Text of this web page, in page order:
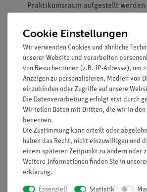
Praktikumsraum aufgestellt werden
1D-Ortskodierung durch ein
Gradientenfeld
Visualisierung eines raumzeitlichen
Kodierungsrichtung.
Visualisierung eines raumzeitlichen
Kodierungsrichtung.
Lernziele
Kernspins
Präzessionsbewegung der
Resonanzbedingung, MR-Frequenz
MR-Anregungswinkel
FID-Signal (Free Induction Decay)
Cookie Einstellungen
Wir verwenden Cookies und ähnliche
unserer Website und verarbeiten
von Besucher:innen (z.B. IP-Adresse), um
Anzeigen zu personalisieren, Medien von
einzubinden oder Zugriffe auf unsere
Die Datenverarbeitung erfolgt erst durch
Wir teilen Daten mit Dritten, die wir in den
benennen.
Die Zustimmung kann erteilt oder
haben das Recht, nicht einzuwilligen und
einem späteren Zeitpunkt zu ändern oder
Weitere Informationen finden Sie in
erklärung.
Essenziell Statistik